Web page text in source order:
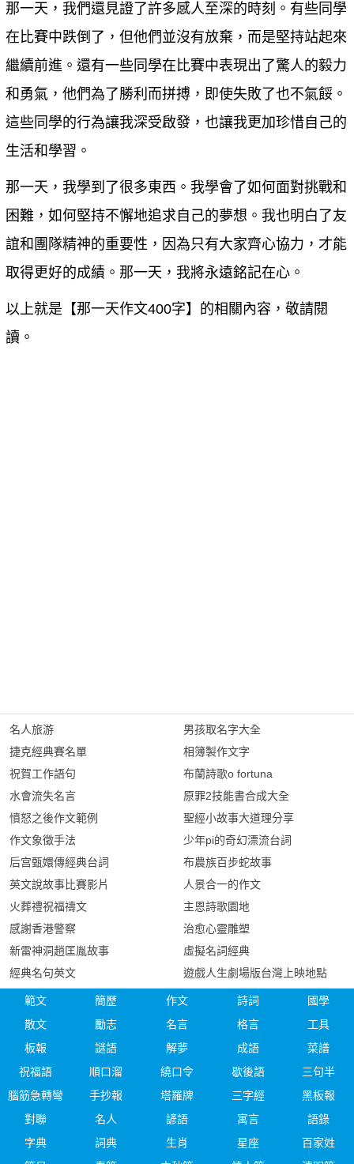
那一天，我們還見證了許多感人至深的時刻。有些同學
在比賽中跌倒了，但他們並沒有放棄，而是堅持站起來
繼續前進。還有一些同學在比賽中表現出了驚人的毅力
和勇氣，他們為了勝利而拼搏，即使失敗了也不氣餒。
這些同學的行為讓我深受啟發，也讓我更加珍惜自己的
生活和學習。
那一天，我學到了很多東西。我學會了如何面對挑戰和
困難，如何堅持不懈地追求自己的夢想。我也明白了友
誼和團隊精神的重要性，因為只有大家齊心協力，才能
取得更好的成績。那一天，我將永遠銘記在心。
以上就是【那一天作文400字】的相關內容，敬請閱
讀。
名人旅游
捷克經典賽名單
祝賀工作語句
水會流失名言
憤怒之後作文範例
作文象徵手法
后宫甄嬛傳經典台詞
英文說故事比賽影片
火葬禮祝福禱文
感謝香港警察
新雷神洞趙匡胤故事
經典名句英文
男孩取名字大全
相簿製作文字
布蘭詩歌o fortuna
原罪2技能書合成大全
聖經小故事大道理分享
少年pi的奇幻漂流台詞
布農族百步蛇故事
人景合一的作文
主恩詩歌園地
治愈心靈雕塑
虛擬名詞經典
遊戲人生劇場版台灣上映地點
範文 簡歷 作文 詩詞
國學
散文
勵志 名言 格言
工具
板報
謎語 解夢 成語
菜譜
祝福語
順口溜 繞口令 歇後語
三句半
腦筋急轉彎
手抄報 塔羅牌 三字經
黑板報
對聯
名人 諺語 寓言
語錄
字典
詞典 生肖 星座
百家姓